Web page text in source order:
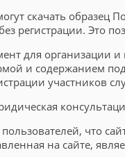
скачать
регистрации. Это
для организации
и содержанием
участников
что
на сайте,